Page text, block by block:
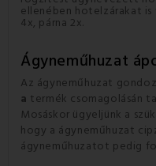
ellenében hotelzárakat is
4x, párna 2x.
Ágyneműhuzat
Az ágyneműhuzat
a termék csomagolásán
Mosáskor ügyeljünk a
hogy a ágyneműhuzat
ágyneműhuzatot pedig